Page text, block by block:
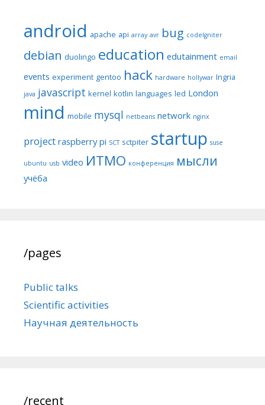
android apache api array avr bug codeIgniter
debian duolingo education edutainment email
events experiment gentoo hack hardware hollywar Ingria
java javascript kernel kotlin languages led London
mind mobile mysql netbeans network nginx
project raspberry pi SCT sctpiter startup suse
ubuntu usb video ИТМО конференция мысли
учёба
/pages
Public talks
Scientific activities
Научная деятельность
/recent